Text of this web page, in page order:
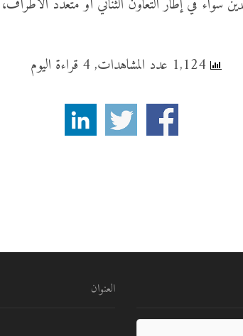
سواء في إطار التعاون الثنائي أو متعدّد
العنوان